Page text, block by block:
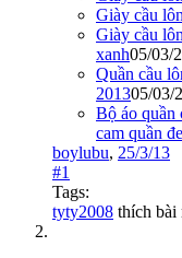
Giày cầu
Giày cầu
xanh05/03/
Quần cầu
201305/03/
Bộ áo quần
cam quần
boylubu, 25/3/13
#1
Tags:
tyty2008 thích bài